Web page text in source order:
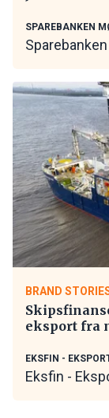
SPAREBANKEN
BRAND
eksport fra
EKSFIN -
Eksfin -